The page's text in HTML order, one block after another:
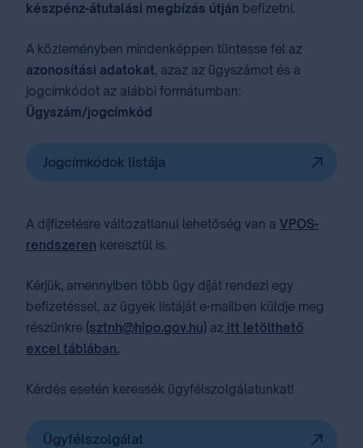
készpénz-átutalási megbízás útján befizetni.
A közleményben mindenképpen tüntesse fel az
azonosítási adatokat, azaz az ügyszámot és a
jogcímkódot az alábbi formátumban:
Ügyszám/jogcímkód
Jogcímkódok listája
A díjfizetésre változatlanul lehetőség van a VPOS-
rendszeren keresztül is.
Kérjük, amennyiben több ügy díját rendezi egy
befizetéssel, az ügyek listáját e-mailben küldje meg
részünkre (sztnh@hipo.gov.hu) az itt letölthető
excel táblában.
Kérdés esetén keressék ügyfélszolgálatunkat!
Ügyfélszolgálat